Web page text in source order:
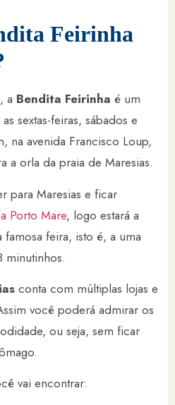
Feirinha
a Bendita Feirinha é um
sextas-feiras, sábados e
na avenida Francisco Loup,
a orla da praia de Maresias.
para Maresias e ficar
Porto Mare, logo estará a
feira, isto é, a uma
minutinhos.
conta com múltiplas lojas e
você poderá admirar os
ou seja, sem ficar
vai encontrar: